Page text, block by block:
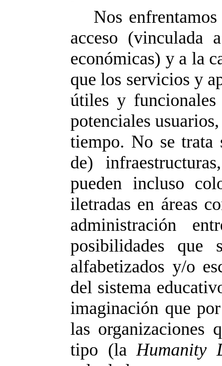
Nos
acceso (vinculada
económicas) y a la
que los servicios y
útiles y funcionales
potenciales
tiempo. No se trata
de)
pueden incluso
iletradas en áreas
administración
posibilidades que
alfabetizados y/o
del sistema
imaginación que
las organizaciones
tipo (la Humanity